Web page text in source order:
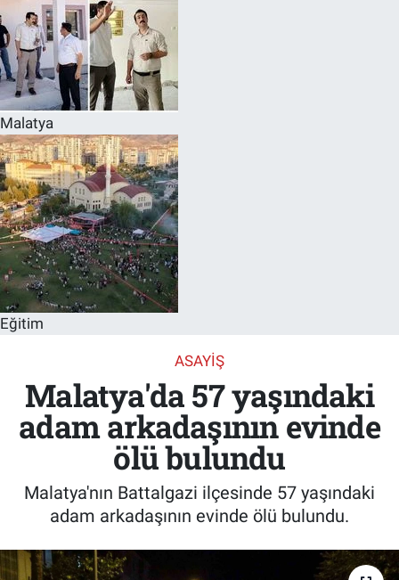
Malatya
Eğitim
ASAYIŞ
Malatya'da 57 yaşındaki
adam arkadaşının evinde
ölü bulundu
Malatya'nın Battalgazi ilçesinde 57 yaşındaki
adam arkadaşının evinde ölü bulundu.